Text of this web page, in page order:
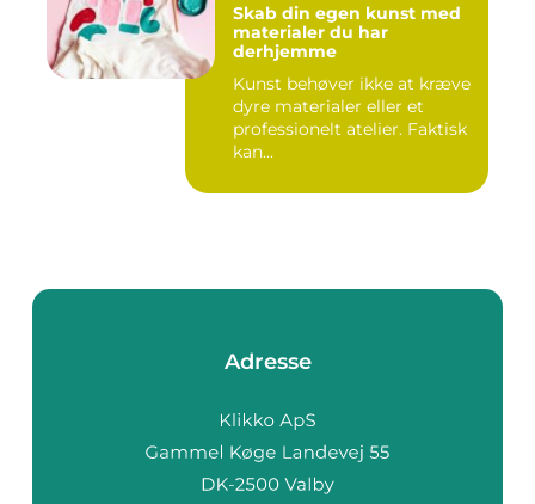
Skab din egen kunst med
materialer du har
derhjemme
Kunst behøver ikke at kræve
dyre materialer eller et
professionelt atelier. Faktisk
kan...
Adresse